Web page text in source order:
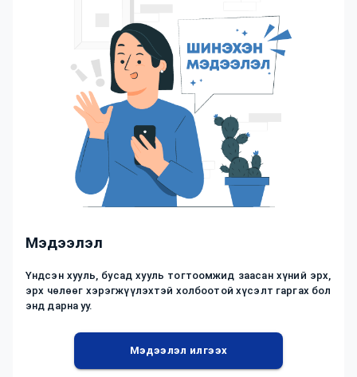
Мэдээлэл
Үндсэн хууль, бусад хууль тогтоомжид заасан хүний эрх,
эрх чөлөөг хэрэгжүүлэхтэй холбоотой хүсэлт гаргах бол
энд дарна уу.
Мэдээлэл илгээх